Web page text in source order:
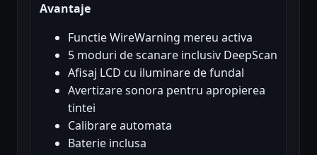
Avantaje
Functie WireWarning mereu activa
5 moduri de scanare inclusiv DeepScan
Afisaj LCD cu iluminare de fundal
Avertizare sonora pentru apropierea
tintei
Calibrare automata
Baterie inclusa